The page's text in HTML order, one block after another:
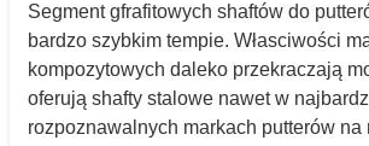
Segment gfrafitowych shaftów do
bardzo szybkim tempie. Własciwości
kompozytowych daleko przekraczają
oferują shafty stalowe nawet w
rozpoznawalnych markach putterów na